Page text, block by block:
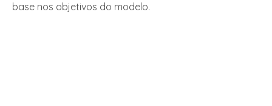
base nos objetivos do modelo.